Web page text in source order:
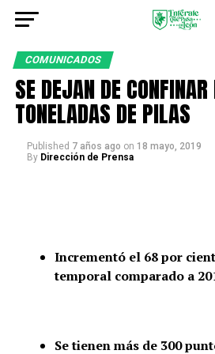
COMUNICADOS
SE DEJAN DE
TONELADAS DE PILAS
Published 7 años ago on 18 mayo, 2019
By Dirección de Prensa
Incrementó el 68 por
temporal comparado a
Se tienen más de 300